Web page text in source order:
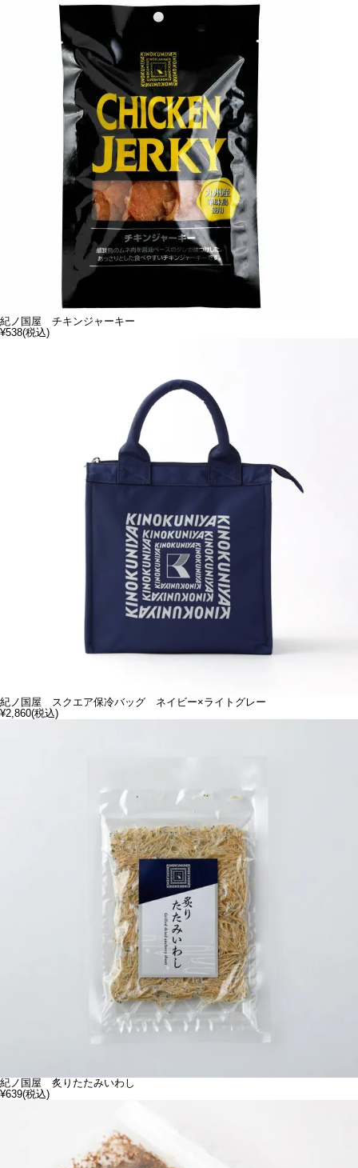
紀ノ国屋 チキンジャーキー
¥538(税込)
紀ノ国屋 スクエア保冷バッグ ネイビー×ライトグレー
¥2,860(税込)
紀ノ国屋 炙りたたみいわし
¥639(税込)